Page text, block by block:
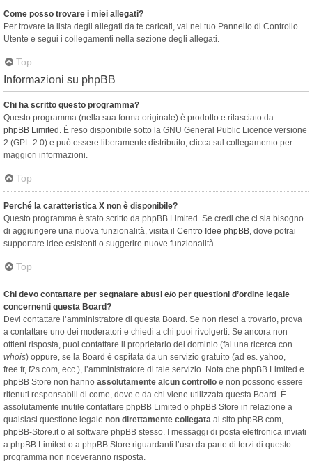
Come posso trovare i miei allegati?
Per trovare la lista degli allegati da te caricati, vai nel tuo Pannello di Controllo
Utente e segui i collegamenti nella sezione degli allegati.
Top
Informazioni su phpBB
Chi ha scritto questo programma?
Questo programma (nella sua forma originale) è prodotto e rilasciato da
phpBB Limited . È reso disponibile sotto la GNU General Public Licence versione
2 (GPL-2.0) e può essere liberamente distribuito; clicca sul collegamento per
maggiori informazioni.
Top
Perché la caratteristica X non è disponibile?
Questo programma è stato scritto da phpBB Limited. Se credi che ci sia bisogno
di aggiungere una nuova funzionalità, visita il Centro Idee phpBB, dove potrai
supportare idee esistenti o suggerire nuove funzionalità.
Top
Chi devo contattare per segnalare abusi e/o per questioni d’ordine legale
concernenti questa Board?
Devi contattare l’amministratore di questa Board. Se non riesci a trovarlo, prova
a contattare uno dei moderatori e chiedi a chi puoi rivolgerti. Se ancora non
ottieni risposta, puoi contattare il proprietario del dominio (fai una ricerca con
whois) oppure, se la Board è ospitata da un servizio gratuito (ad es. yahoo,
free.fr, f2s.com, ecc.), l’amministratore di tale servizio. Nota che phpBB Limited e
phpBB Store non hanno assolutamente alcun controllo e non possono essere
ritenuti responsabili di come, dove e da chi viene utilizzata questa Board. È
assolutamente inutile contattare phpBB Limited o phpBB Store in relazione a
qualsiasi questione legale non direttamente collegata al sito phpBB.com,
phpBB-Store.it o al software phpBB stesso. I messaggi di posta elettronica inviati
a phpBB Limited o a phpBB Store riguardanti l’uso da parte di terzi di questo
programma non riceveranno risposta.